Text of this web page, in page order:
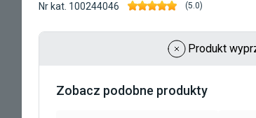
Nr kat. 100244046 (5.0)
Produkt
Zobacz podobne produkty